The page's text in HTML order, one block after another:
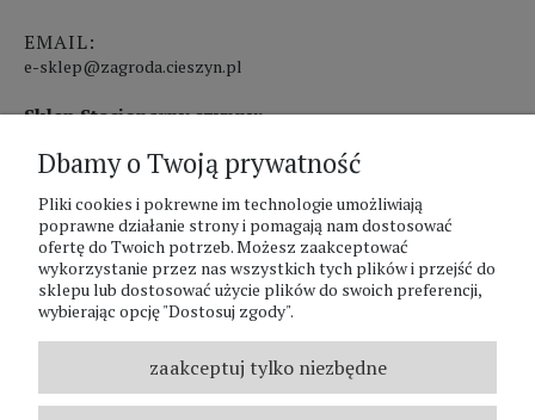
EMAIL:
e-sklep@zagroda.cieszyn.pl
Sklep Stacjonarny czynny:
pon.-pt. 8:00 - 17:00
sobota 8:00 - 13:00
PHU Zagroda A.Szlaur
ZAGRODA Centrum Ogrodnicze
UL. Hallera 116A
REGON: 070797952
NIP: 5481587807
Dbamy o Twoją prywatność
Pliki cookies i pokrewne im technologie umożliwiają
poprawne działanie strony i pomagają nam dostosować
ofertę do Twoich potrzeb. Możesz zaakceptować
wykorzystanie przez nas wszystkich tych plików i przejść do
sklepu lub dostosować użycie plików do swoich preferencji,
wybierając opcję "Dostosuj zgody".
zaakceptuj tylko niezbędne